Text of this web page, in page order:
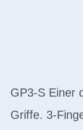
GP3-S Einer
Griffe. 3-